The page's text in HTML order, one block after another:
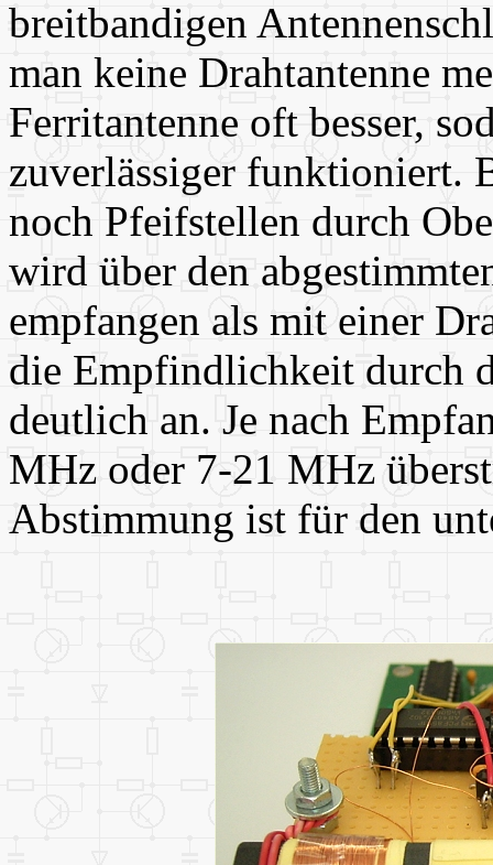
breitbandigen
man keine Drahtantenne
Ferritantenne oft besser,
zuverlässiger funktioniert.
noch Pfeifstellen durch
wird über den
empfangen als mit einer
die Empfindlichkeit durch
deutlich an. Je nach
MHz oder 7-21 MHz
Abstimmung ist für den